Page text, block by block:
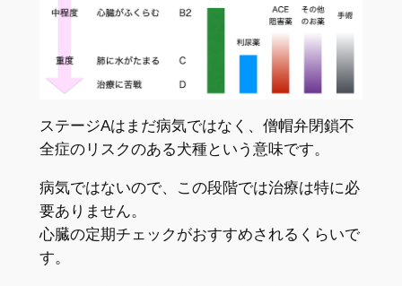
ステージAはまだ病気ではなく、僧帽弁閉鎖不
全症のリスクのある犬種という意味です。
病気ではないので、この段階では治療は特に必
要ありません。
心臓の定期チェックがおすすめされるくらいで
す。